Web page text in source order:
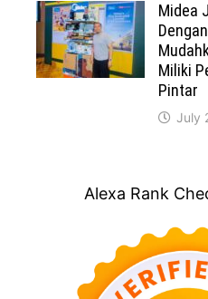
Midea
Miliki
Pintar
July
Alexa Rank